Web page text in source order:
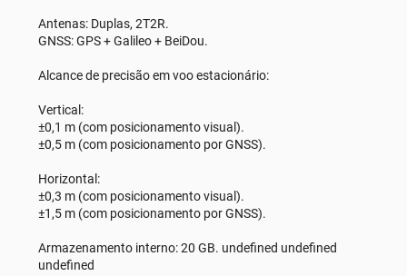
Antenas: Duplas, 2T2R.
GNSS: GPS + Galileo + BeiDou.
Alcance de precisão em voo estacionário:
Vertical:
±0,1 m (com posicionamento visual).
±0,5 m (com posicionamento por GNSS).
Horizontal:
±0,3 m (com posicionamento visual).
±1,5 m (com posicionamento por GNSS).
Armazenamento interno: 20 GB. undefined undefined
undefined